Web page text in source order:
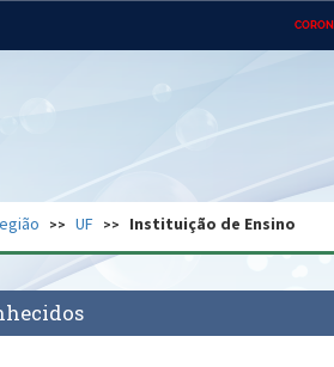
Ministério do
Regional
de Segurança Advocacia-Geral da
UF Instituição de Ensino